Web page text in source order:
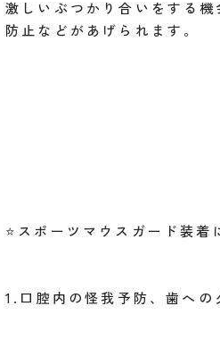
激しいぶつかり合いをする
防止などがあげられます。
⭐️ スポーツマウスガード装着
1. 口腔内の怪我予防、歯への